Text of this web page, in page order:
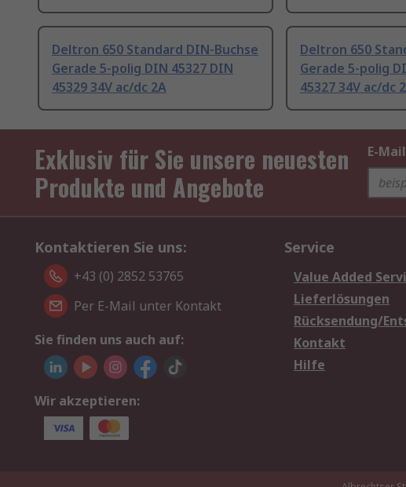
Deltron 650 Standard DIN-Buchse
Gerade 5-polig DIN 45327 DIN
45329 34V ac/dc 2A
Deltron 650
Gerade 5-polig
45327 34V ac/dc
Exklusiv für Sie unsere neuesten
Produkte und Angebote
E-
Kontaktieren Sie uns:
+43 (0) 2852 53765
Per E-Mail unter Kontakt
Sie finden uns auch auf:
Wir akzeptieren:
Service
Value Added
Lieferlösungen
Rücksendung/
Kontakt
Hilfe